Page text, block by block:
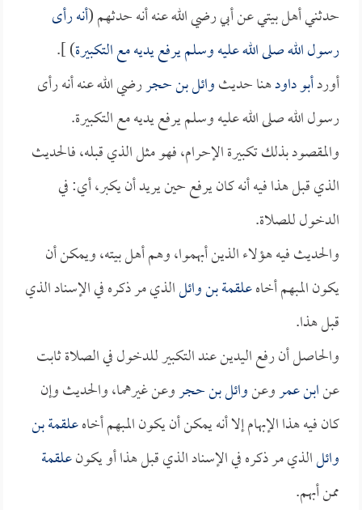
حدثني أهل بيتي عن أبي رضي الله عنه أنه حدثهم (أنه رأى
رسول الله صلى الله عليه وسلم يرفع يديه مع التكبيرة) ].
أوردأبو داودهنا حديثوائل بن حجررضي الله عنه أنه رأى
رسول الله صلى الله عليه وسلم يرفع يديه مع التكبيرة.
والمقصود بذلك تكبيرة الإحرام، فهو مثل الذي قبله، فالحديث
الذي قبل هذا فيه أنه كان يرفع حين يريد أن يكبر، أي: في
الدخول للصلاة.
والحديث فيه هؤلاء الذين أبهموا، وهم أهل بيته، ويمكن أن
يكون المبهم أخاهعلقمة بن وائلالذي مر ذكره في الإسناد الذي
قبل هذا.
والحاصل أن رفع اليدين عند التكبير للدخول في الصلاة ثابت
عنابن عمروعنوائل بن حجروعن غيرهما، والحديث وإن
كان فيه هذا الإبهام إلا أنه يمكن أن يكون المبهم أخاهعلقمة بن
وائلالذي مر ذكره في الإسناد الذي قبل هذا أو يكونعلقمة
ممن أبهم.